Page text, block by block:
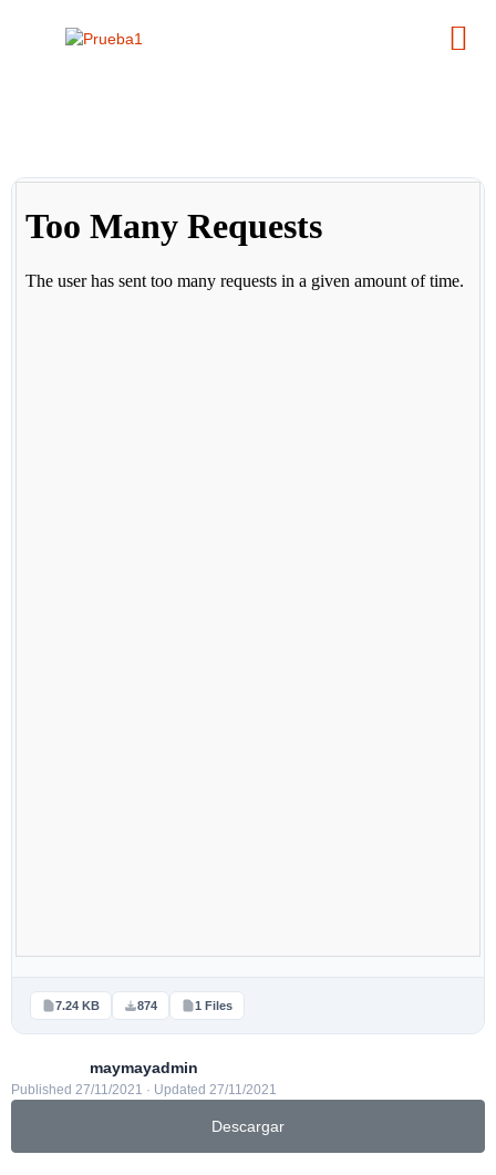
7.24 KB 874 1 Files
maymayadmin
Published 27/11/2021 · Updated 27/11/2021
Descargar